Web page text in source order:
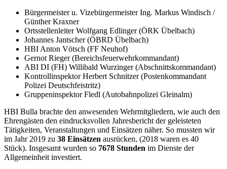
Bürgermeister u. Vizebürgermeister Ing. Markus Windisch /
Günther Kraxner
Ortsstellenleiter Wolfgang Edlinger (ÖRK Übelbach)
Johannes Jantscher (ÖBRD Übelbach)
HBI Anton Vötsch (FF Neuhof)
Gernot Rieger (Bereichsfeuerwehrkommandant)
ABI DI (FH) Willibald Wurzinger (Abschnittskommandant)
Kontrollinspektor Herbert Schnitzer (Postenkommandant
Polizei Deutschfeistritz)
Gruppeninspektor Fledl (Autobahnpolizei Gleinalm)
HBI Bulla brachte den anwesenden Wehrmitgliedern, wie auch den
Ehrengästen den eindrucksvollen Jahresbericht der geleisteten
Tätigkeiten, Veranstaltungen und Einsätzen näher. So mussten wir
im Jahr 2019 zu 38 Einsätzen ausrücken, (2018 waren es 40
Stück). Insgesamt wurden so 7678 Stunden im Dienste der
Allgemeinheit investiert.